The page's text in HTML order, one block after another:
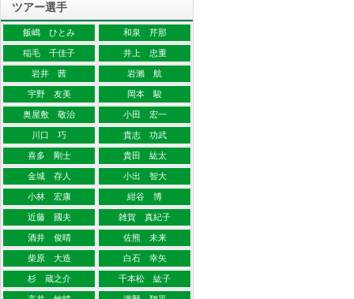
ツアー選手
飯嶋 ひとみ 和泉 芹那
稲毛 千佳子 井上 忠重
岩井 茜 岩瀨 航
宇野 友美 岡本 駿
奥屋敷 敬治 小田 宏一
川口 巧 貴志 功武
喜多 剛士 貴田 紘太
金城 存人 小出 智大
小林 宏康 紺谷 博
近藤 國夫 雑賀 真紀子
酒井 俊晴 佐熊 未来
柴原 大造 白石 幸矢
杉 蔵之介 千本松 紘子